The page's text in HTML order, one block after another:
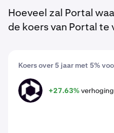
Hoeveel zal Portal
de koers van Portal te
Koers over 5 jaar met 5%
+27.63%